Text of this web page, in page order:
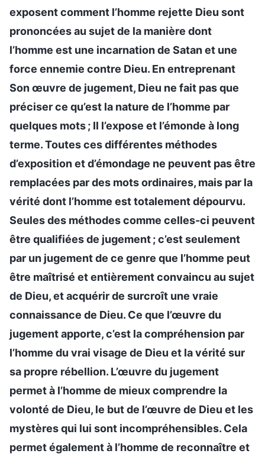
exposent comment l’homme rejette Dieu sont
prononcées au sujet de la manière dont
l’homme est une incarnation de Satan et une
force ennemie contre Dieu. En entreprenant
Son œuvre de jugement, Dieu ne fait pas que
préciser ce qu’est la nature de l’homme par
quelques mots ; Il l’expose et l’émonde à long
terme. Toutes ces différentes méthodes
d’exposition et d’émondage ne peuvent pas être
remplacées par des mots ordinaires, mais par la
vérité dont l’homme est totalement dépourvu.
Seules des méthodes comme celles-ci peuvent
être qualifiées de jugement ; c’est seulement
par un jugement de ce genre que l’homme peut
être maîtrisé et entièrement convaincu au sujet
de Dieu, et acquérir de surcroît une vraie
connaissance de Dieu. Ce que l’œuvre du
jugement apporte, c’est la compréhension par
l’homme du vrai visage de Dieu et la vérité sur
sa propre rébellion. L’œuvre du jugement
permet à l’homme de mieux comprendre la
volonté de Dieu, le but de l’œuvre de Dieu et les
mystères qui lui sont incompréhensibles. Cela
permet également à l’homme de reconnaître et